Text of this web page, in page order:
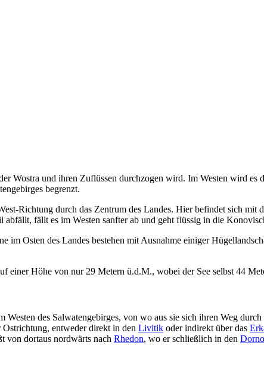
Wostra und ihren Zuflüssen durchzogen wird. Im Westen wird es
begrenzt.
Richtung durch das Zentrum des Landes. Hier befindet sich mit
fällt es im Westen sanfter ab und geht flüssig in die
im Osten des Landes bestehen mit Ausnahme einiger
einer Höhe von nur 29 Metern ü.d.M., wobei der See selbst 44
Westen des Salwatengebirges, von wo aus sie sich ihren Weg
Ostrichtung, entweder direkt in den Livitik oder indirekt über das
von dortaus nordwärts nach Rhedon, wo er schließlich in den